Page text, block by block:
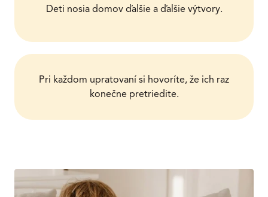
Deti nosia domov ďalšie a ďalšie výtvory.
Pri každom upratovaní si hovoríte, že ich raz
konečne pretriedite.